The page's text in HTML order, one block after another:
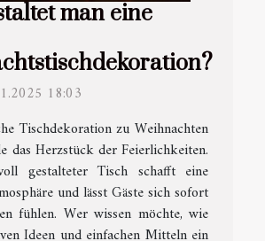
man eine
18:03
Tischdekoration zu Weihnachten
das Herzstück der Feierlichkeiten.
gestalteter Tisch schafft eine
und lässt Gäste sich sofort
fühlen. Wer wissen möchte, wie
Ideen und einfachen Mitteln ein